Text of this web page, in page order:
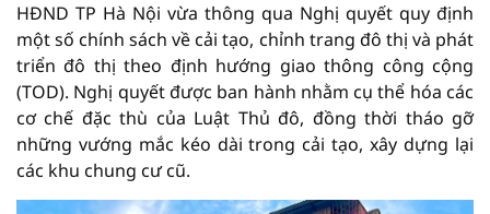
HĐND TP Hà Nội vừa thông qua Nghị quyết quy định
một số chính sách về cải tạo, chỉnh trang đô thị và phát
triển đô thị theo định hướng giao thông công cộng
(TOD). Nghị quyết được ban hành nhằm cụ thể hóa các
cơ chế đặc thù của Luật Thủ đô, đồng thời tháo gỡ
những vướng mắc kéo dài trong cải tạo, xây dựng lại
các khu chung cư cũ.